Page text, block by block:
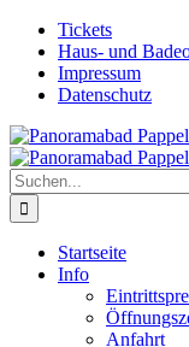
Zum
Inhalt
springen
FacebookTickets
Haus- und
Impressum
Datenschutz
Suche
nach:
Startseite
Info
Anfahrt